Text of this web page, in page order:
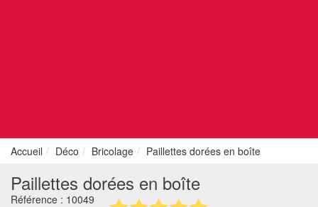
Accueil Déco Bricolage Paillettes dorées en boîte
Paillettes dorées en boîte
Référence : 10049